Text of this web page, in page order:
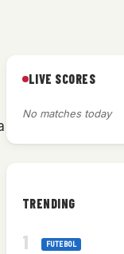
LIVE SCORES
No matches today
TRENDING
FUTEBOL